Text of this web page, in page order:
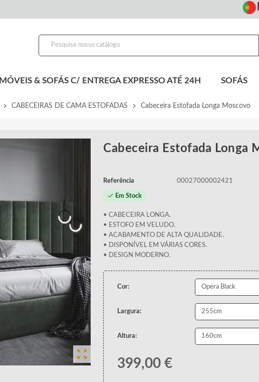
MÓVEIS & SOFÁS C/ ENTREGA EXPRESSO ATÉ 24H SOFÁS
chevron_right CABECEIRAS DE CAMA ESTOFADAS chevron_right Cabeceira Estofada Longa Moscovo
zoom_out_map
Cabeceira Estofada Longa
Referência 00027000002421
check Em Stock
• CABECEIRA LONGA.
• ESTOFO EM VELUDO.
• ACABAMENTO DE ALTA QUALIDADE.
• DISPONÍVEL EM VÁRIAS CORES.
• DESIGN MODERNO.
Cor:
Largura:
Altura:
399,00 €